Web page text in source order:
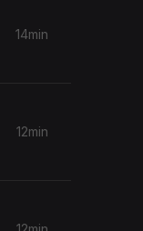
14min
12min